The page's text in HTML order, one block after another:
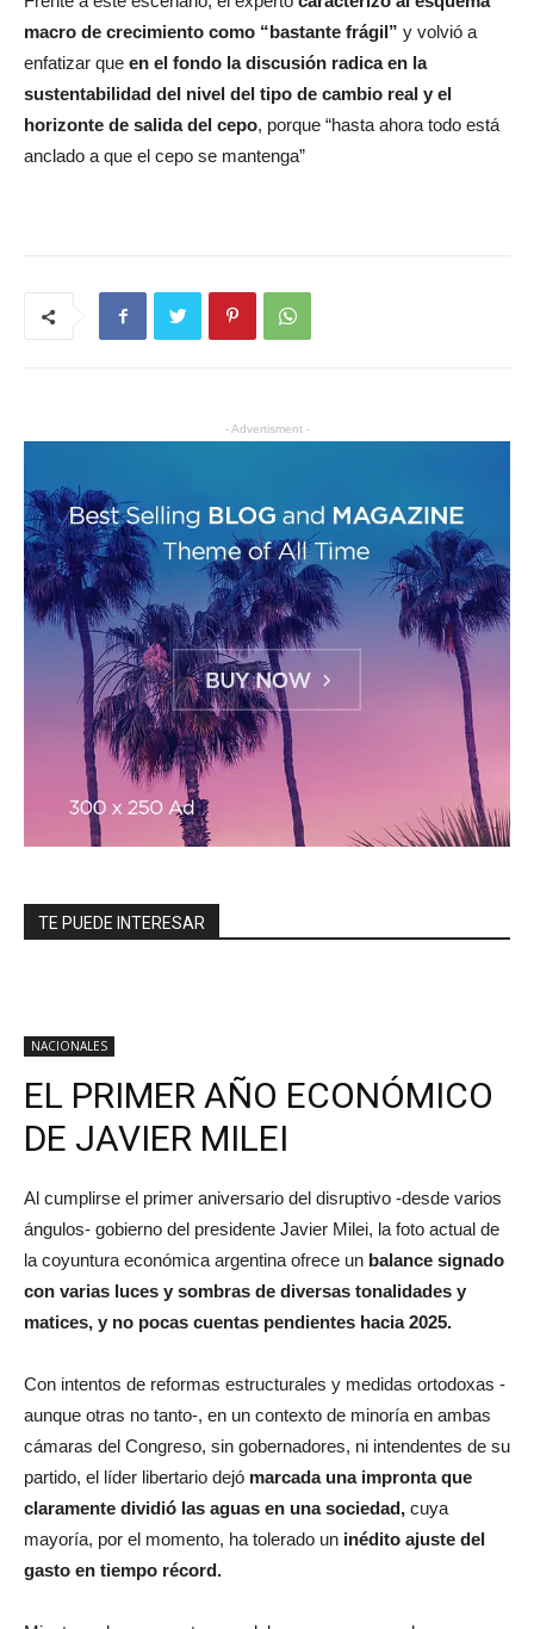
macro de crecimiento como “bastante frágil” y volvió a
enfatizar que en el fondo la discusión radica en la
sustentabilidad del nivel del tipo de cambio real y el
horizonte de salida del cepo, porque “hasta ahora todo está
anclado a que el cepo se mantenga”
- Advertisment -
TE PUEDE INTERESAR